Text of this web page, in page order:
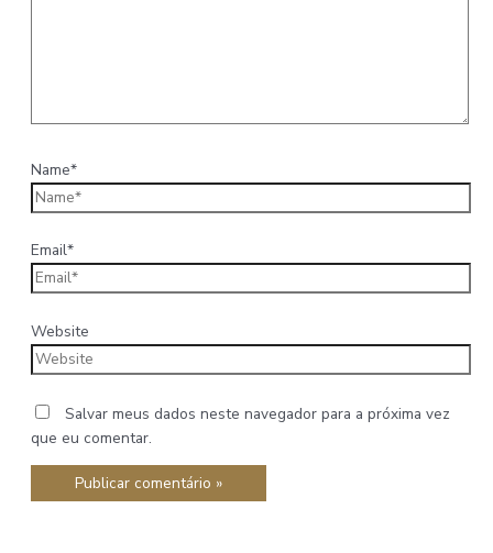
Name*
Email*
Website
Salvar meus dados neste navegador para a próxima vez
que eu comentar.